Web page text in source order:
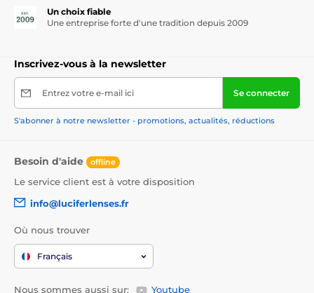
Un choix fiable
Une entreprise forte d'une tradition depuis 2009
Inscrivez-vous à la newsletter
Entrez votre e-mail ici Se connecter
S'abonner à notre newsletter - promotions, actualités, réductions
Besoin d'aide offline
Le service client est à votre disposition
info@luciferlenses.fr
Où nous trouver
Français
Nous sommes aussi sur: Youtube